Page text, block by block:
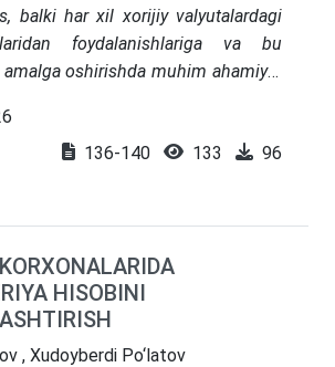
balki har xil xorijiy valyutalardagi
foydalanishlariga va bu
oshirishda muhim ahamiyat
boyliklari va muomalalari
obyektiga aylanganligi misollar
tegishli xulosa va takliflar
136-140 133 96
HISOBINI
, Xudoyberdi Po‘latov